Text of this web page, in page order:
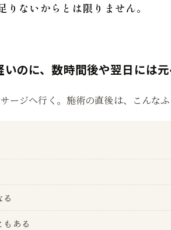
りないからとは限りません。
のに、数時間後や翌日には
ージへ行く。施術の直後は、こんなふ
ある